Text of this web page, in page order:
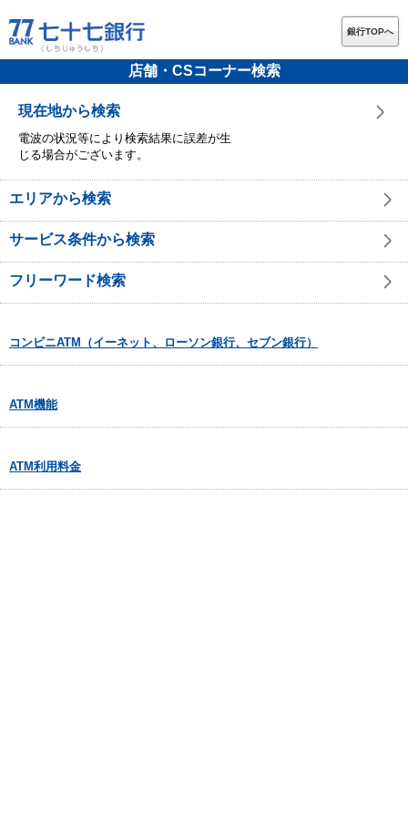
銀行TOPへ
店舗・CSコーナー検索
現在地から検索
電波の状況等により検索結果に誤差が生
じる場合がございます。
エリアから検索
サービス条件から検索
フリーワード検索
コンビニATM（イーネット、ローソン銀行、セブン銀行）
ATM機能
ATM利用料金